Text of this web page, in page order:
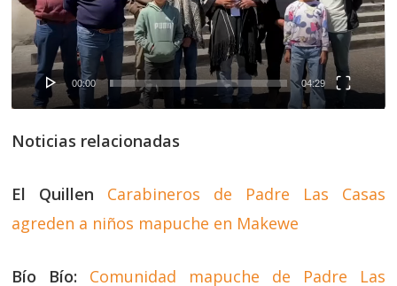
00:00 04:29
Noticias relacionadas
El Quillen
Carabineros de Padre Las Casas
agreden a niños mapuche en Makewe
Bío Bío:
Comunidad mapuche de Padre Las